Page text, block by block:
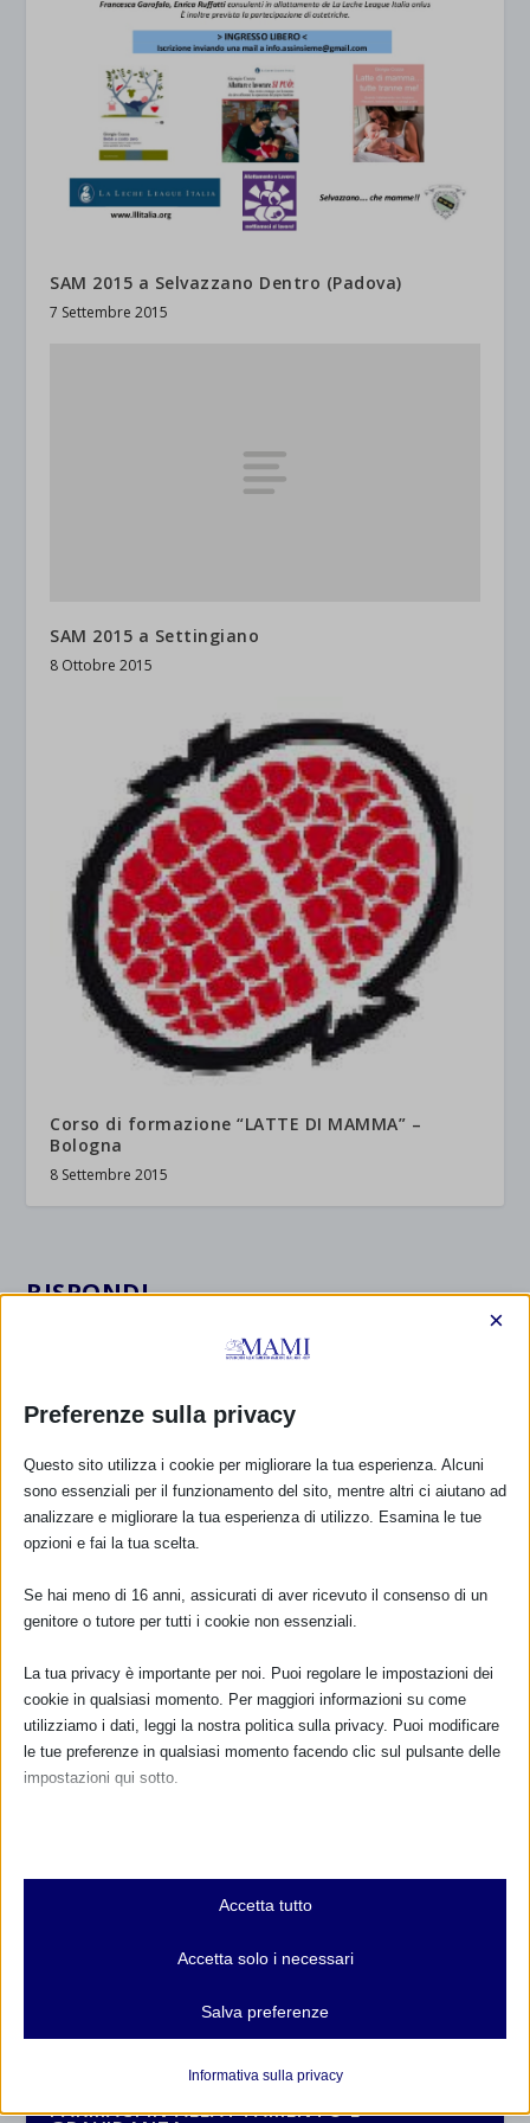
SAM 2015 a Selvazzano Dentro (Padova)
7 Settembre 2015
SAM 2015 a Settingiano
8 Ottobre 2015
Corso di formazione “LATTE DI MAMMA” –
Bologna
8 Settembre 2015
RISPONDI
TUTTI GLI EVENTI
FARMACI IN ALLATTAMENTO E
Preferenze sulla privacy
×
Questo sito utilizza i cookie per migliorare la tua esperienza. Alcuni
sono essenziali per il funzionamento del sito, mentre altri ci aiutano ad
analizzare e migliorare la tua esperienza di utilizzo. Esamina le tue
opzioni e fai la tua scelta.
Se hai meno di 16 anni, assicurati di aver ricevuto il consenso di un
genitore o tutore per tutti i cookie non essenziali.
La tua privacy è importante per noi. Puoi regolare le impostazioni dei
cookie in qualsiasi momento. Per maggiori informazioni su come
utilizziamo i dati, leggi la nostra politica sulla privacy. Puoi modificare
le tue preferenze in qualsiasi momento facendo clic sul pulsante delle
impostazioni qui sotto.
Essenziali
I cookie e i servizi essenziali abilitano le funzioni di base e sono
e servizi non richiedono il consenso dell'utente secondo il GDPR.
Analitici
interagiscono con il nostro sito web.
Accetta tutto
Accetta solo i necessari
Salva preferenze
Informativa sulla privacy